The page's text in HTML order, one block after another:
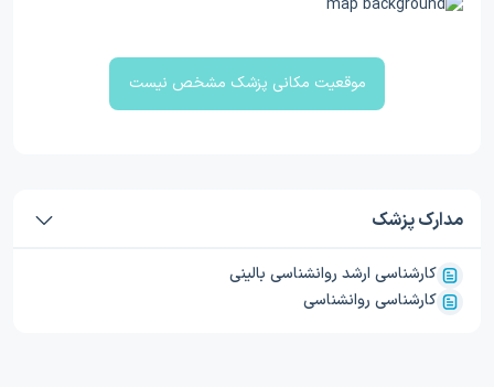
موقعیت مکانی پزشک مشخص نیست
مدارک پزشک
کارشناسی ارشد روانشناسی بالینی
کارشناسی روانشناسی